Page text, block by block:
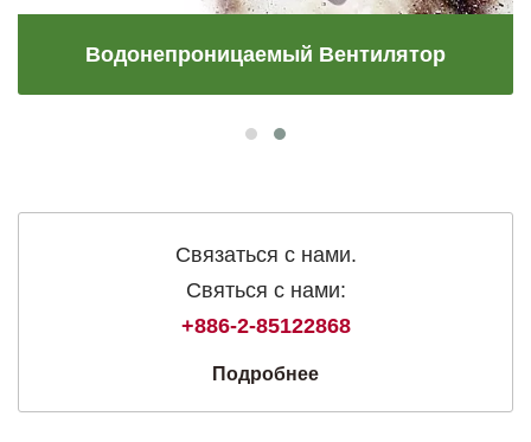
Водонепроницаемый Вентилятор
Связаться с нами.
Святься с нами:
+886-2-85122868
Подробнее